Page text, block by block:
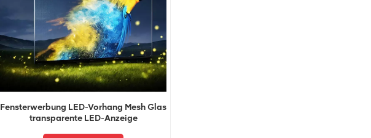
Fensterwerbung LED-Vorhang Mesh Glas
transparente LED-Anzeige